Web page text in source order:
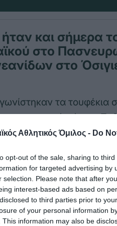
Αθλητικός Όμιλος - Do
opt-out of the sale, sharing to
for targeted advertising by
selection. Please note that after
interest-based ads based on
to third parties prior to
of your personal information
This information may also be
και σήμερα
στο
στο
τα τουφέκια
αγωνιστικό χώρο ο
στην 31η θέση .
τα κορίτσια
τερμάτισε στην 65η
της και δεν